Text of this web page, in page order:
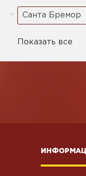
Леденец
Санта Бремор
Показать все